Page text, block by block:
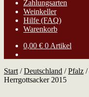
Zahlungsarten
Weinkeller
Hilfe (FAQ)
Warenkorb
0,00 € 0 Artikel
Start /Deutschland /Pfalz /
Herrgottsacker 2015